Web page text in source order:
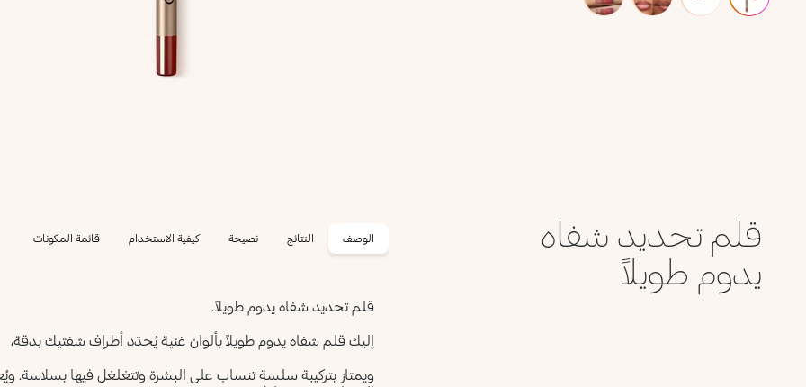
قلم تحديد شفاه
يدوم طويلاً
الوصف النتائج نصيحة كيفية الاستخدام قائمة المكونات
قلم تحديد شفاه يدوم طويلاً.
إليك قلم شفاه يدوم طويلاً بألوان غنية يُحدّد أطراف شفتيك بدقة،
ويمتاز بتركيبة سلسة تنساب على البشرة وتتغلغل فيها بسلاسة.